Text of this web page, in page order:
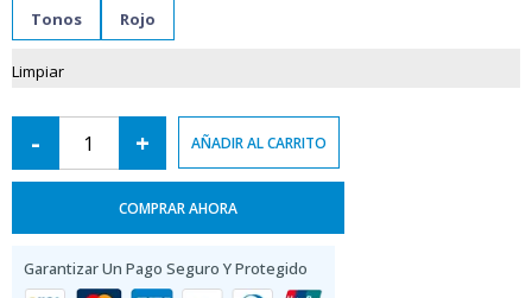
Tonos
Rojo
Limpiar
- + AÑADIR AL CARRITO
COMPRAR AHORA
Garantizar Un Pago Seguro Y Protegido